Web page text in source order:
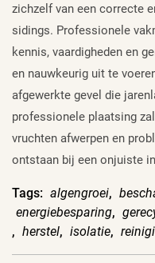
zichzelf van een correcte
sidings. Professionele
kennis, vaardigheden en
en nauwkeurig uit te
afgewerkte gevel die
professionele plaatsing
vruchten afwerpen en
ontstaan bij een onjuiste
Tags: algengroei,
energiebesparing,
, herstel, isolatie,